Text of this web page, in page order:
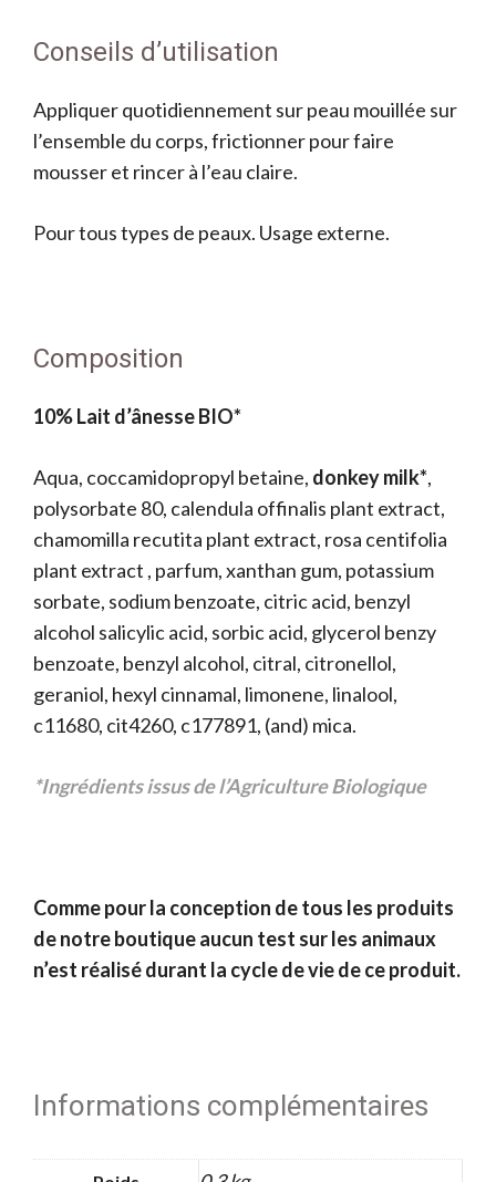
Conseils d’utilisation
Appliquer quotidiennement sur peau mouillée sur
l’ensemble du corps, frictionner pour faire
mousser et rincer à l’eau claire.
Pour tous types de peaux. Usage externe.
Composition
10% Lait d’ânesse BIO*
Aqua, coccamidopropyl betaine, donkey milk*,
polysorbate 80, calendula offinalis plant extract,
chamomilla recutita plant extract, rosa centifolia
plant extract , parfum, xanthan gum, potassium
sorbate, sodium benzoate, citric acid, benzyl
alcohol salicylic acid, sorbic acid, glycerol benzy
benzoate, benzyl alcohol, citral, citronellol,
geraniol, hexyl cinnamal, limonene, linalool,
c11680, cit4260, c177891, (and) mica.
*Ingrédients issus de l’Agriculture Biologique
Comme pour la conception de tous les produits
de notre boutique aucun test sur les animaux
n’est réalisé durant la cycle de vie de ce produit.
Informations complémentaires